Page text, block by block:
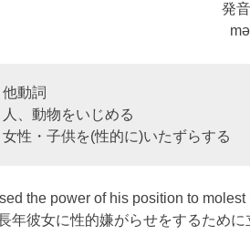
発
他動詞
人、動物をいじめる
女性・子供を(性的に)いたずらする
the power of his position to molest
年彼女に性的嫌がらせをするために